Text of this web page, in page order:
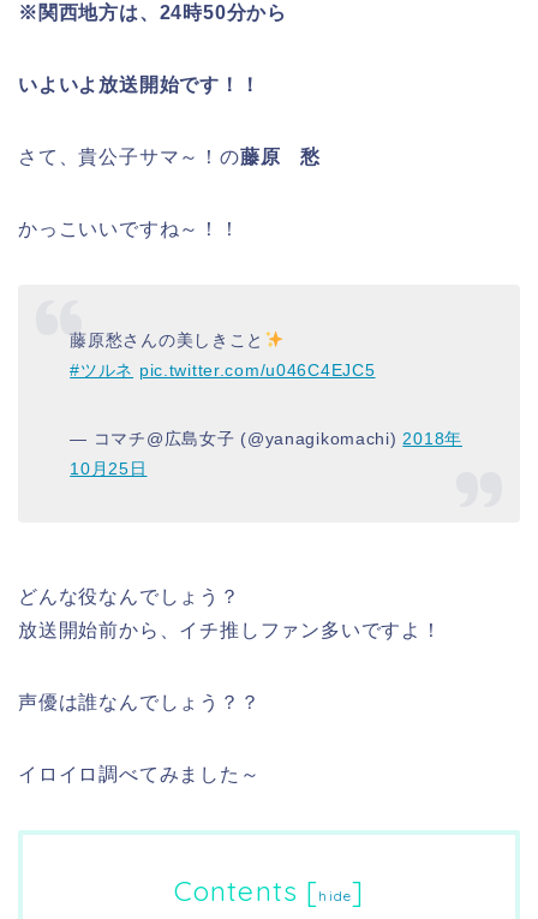
※関西地方は、24時50分から
いよいよ放送開始です！！
さて、貴公子サマ～！の藤原 愁
かっこいいですね～！！
藤原愁さんの美しきこと
#ツルネ pic.twitter.com/u046C4EJC5
— コマチ@広島女子 (@yanagikomachi)2018年
10月25日
どんな役なんでしょう？
放送開始前から、イチ推しファン多いですよ！
声優は誰なんでしょう？？
イロイロ調べてみました～
Contents [hide]